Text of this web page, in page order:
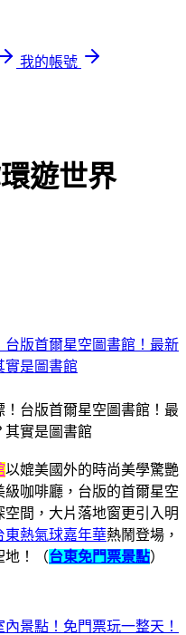
我的帳號
遊世界
台版首爾星空圖書館！最新
實是圖書館
以媲美國外的時尚美學驚艷
咖啡廳，台版的首爾星空
間，大片落地窗更引入明
東熱氣球嘉年華熱鬧登場，
地！（台東免門票景點）
景點！免門票玩一整天！